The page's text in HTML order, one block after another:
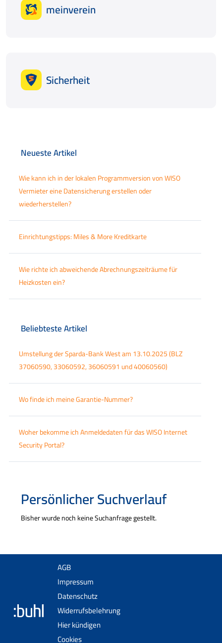
meinverein
Sicherheit
Neueste Artikel
Wie kann ich in der lokalen Programmversion von WISO
Vermieter eine Datensicherung erstellen oder
wiederherstellen?
Einrichtungstipps: Miles & More Kreditkarte
Wie richte ich abweichende Abrechnungszeiträume für
Heizkosten ein?
Beliebteste Artikel
Umstellung der Sparda-Bank West am 13.10.2025 (BLZ
37060590, 33060592, 36060591 und 40060560)
Wo finde ich meine Garantie-Nummer?
Woher bekomme ich Anmeldedaten für das WISO Internet
Security Portal?
Persönlicher Suchverlauf
Bisher wurde noch keine Suchanfrage gestellt.
AGB
Impressum
Datenschutz
Widerrufsbelehrung
Hier kündigen
Cookies